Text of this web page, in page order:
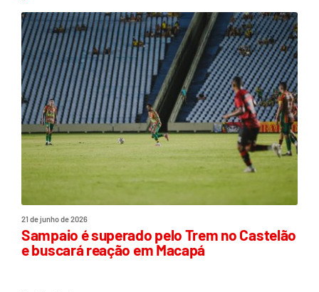
21 de junho de 2026
Sampaio é superado pelo Trem no Castelão
e buscará reação em Macapá